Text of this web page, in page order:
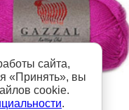
сайта,
«Принять», вы
cookie.
.